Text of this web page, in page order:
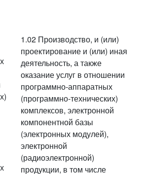
1.02 Производство, и (или)
проектирование и (или) иная
деятельность, а также
оказание услуг в отношении
программно-аппаратных
(программно-технических)
комплексов, электронной
компонентной базы
(электронных модулей),
электронной
(радиоэлектронной)
продукции, в том числе